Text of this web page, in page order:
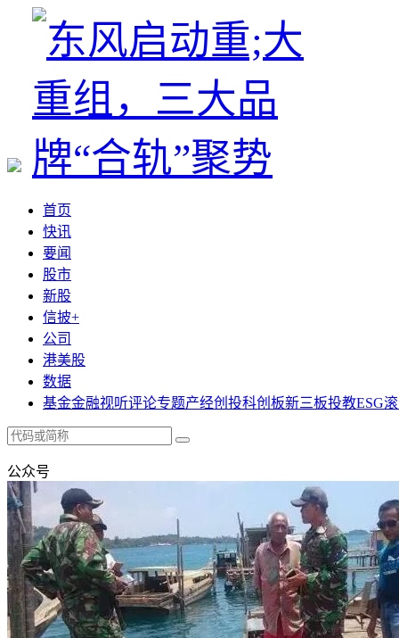
首页
快讯
要闻
股市
新股
信披+
公司
港美股
数据
基金金融视听评论专题产经创投科创板新三板投教ESG
公众号